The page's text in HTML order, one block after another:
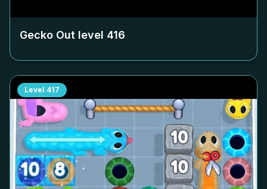
Gecko Out level 416
Level 417